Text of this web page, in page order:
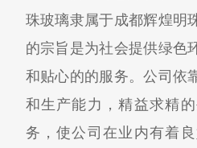
珠玻璃隶属于成都辉煌明
的宗旨是为社会提供绿色
和贴心的的服务。公司依
和生产能力，精益求精
务，使公司在业内有着